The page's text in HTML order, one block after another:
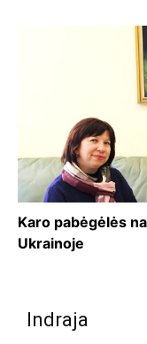
Karo pabėgėlės
Ukrainoje
Indraja